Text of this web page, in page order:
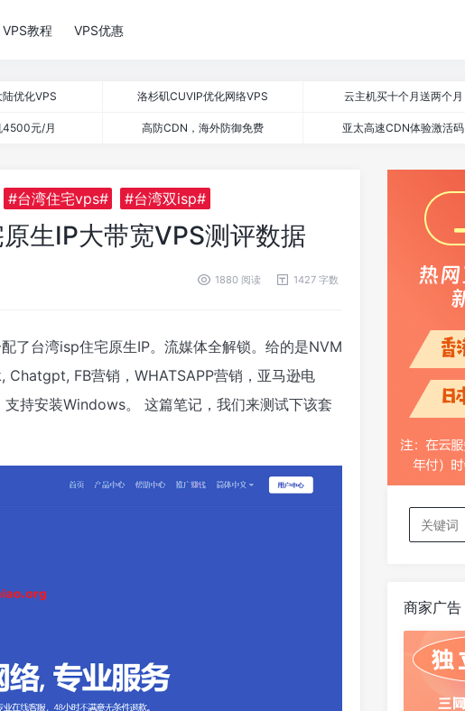
VPS教程 VPS优惠
优化VPS 洛杉矶CUVIP优化网络VPS 云主机买十个月送两个月
4500元/月 高防CDN，海外防御免费 亚太高速CDN体验激活码
#台湾住宅vps# #台湾双isp#
生IP大带宽VPS测评数据
1880 阅读 1427 字数
了台湾isp住宅原生IP。流媒体全解锁。给的是NVM
FB营销，WHATSAPP营销，亚马逊电
持安装Windows。 这篇笔记，我们来测试下该套
Search
for:
商家广告